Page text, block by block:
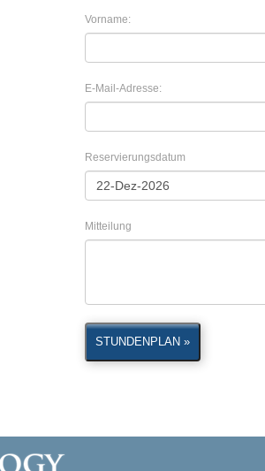
Vorname:
E-Mail-Adresse:
Reservierungsdatum
Mitteilung
STUNDENPLAN »